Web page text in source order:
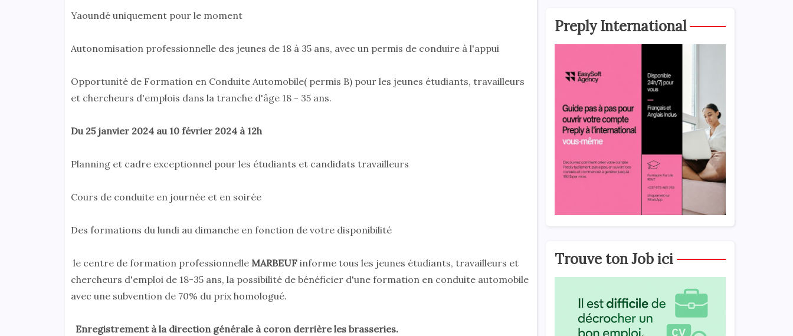
Yaoundé uniquement pour le moment
Autonomisation professionnelle des jeunes de 18 à 35 ans, avec un permis de conduire à l'appui
Opportunité de Formation en Conduite Automobile( permis B) pour les jeunes étudiants, travailleurs
et chercheurs d'emplois dans la tranche d'âge 18 - 35 ans.
Du 25 janvier 2024 au 10 février 2024 à 12h
Planning et cadre exceptionnel pour les étudiants et candidats travailleurs
Cours de conduite en journée et en soirée
Des formations du lundi au dimanche en fonction de votre disponibilité
le centre de formation professionnelle MARBEUFinforme tous les jeunes étudiants, travailleurs et
chercheurs d'emploi de 18-35 ans, la possibilité de bénéficier d'une formation en conduite automobile
avec une subvention de 70% du prix homologué.
Enregistrement à la direction générale à coron derrière les brasseries.
Preply International
Trouve ton Job ici